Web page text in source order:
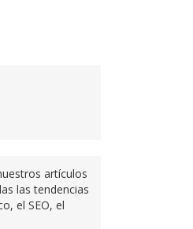
artículos
las tendencias
el SEO, el